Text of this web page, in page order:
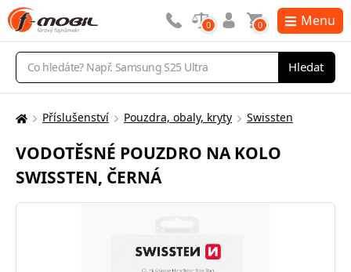
Vyhledávání
Hledat
0 0 Menu
Zde
nacházíte:
Příslušenství Pouzdra, obaly, kryty Swissten
VODOTĚSNÉ POUZDRO NA KOLO
SWISSTEN, ČERNÁ